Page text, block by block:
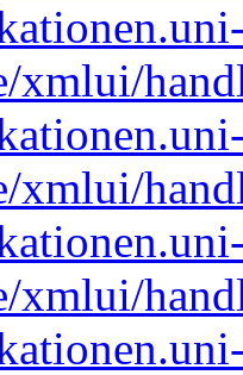
xmlui/
xmlui/
xmlui/